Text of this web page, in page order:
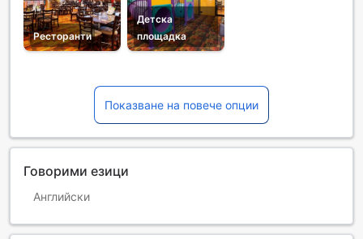
Ресторанти
Детска
площадка
Показване на повече опции
Говорими езици
Английски